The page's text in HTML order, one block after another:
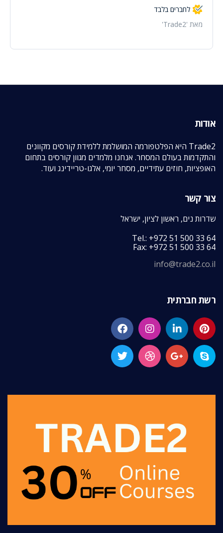
לחברים בלבד
מאת 'Trade2'
אודות
Trade2 היא הפלטפורמה המושלמת ללמידת קורסים מקוונים
והתקדמות בעולם המסחר. אנחנו מלמדים מגוון קורסים בתחום
האופציות, חוזים עתידיים, מסחר יומי, אלגו-טריידינג ועוד.
צור קשר
שדרות נים, ראשון לציון, ישראל
Tel.: +972 51 500 33 64
Fax: +972 51 500 33 64
info@trade2.co.il
רשת חברתית